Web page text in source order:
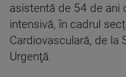
asistentă de 54 de ani
intensivă, în cadrul
Cardiovasculară, de la
Urgenţă.